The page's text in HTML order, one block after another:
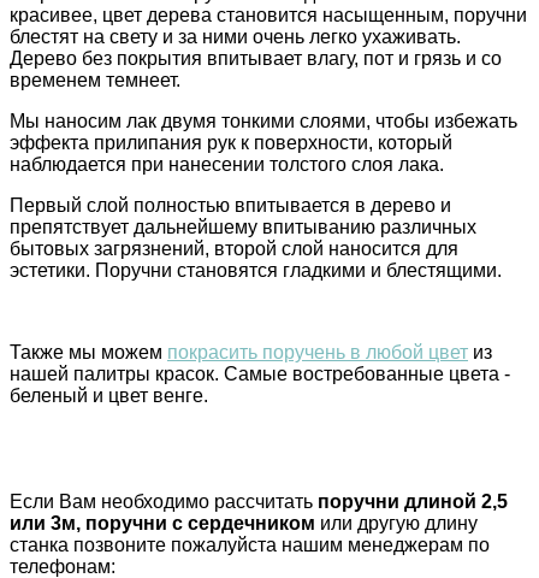
красивее, цвет дерева становится насыщенным, поручни
блестят на свету и за ними очень легко ухаживать.
Дерево без покрытия впитывает влагу, пот и грязь и со
временем темнеет.
Мы наносим лак двумя тонкими слоями, чтобы избежать
эффекта прилипания рук к поверхности, который
наблюдается при нанесении толстого слоя лака.
Первый слой полностью впитывается в дерево и
препятствует дальнейшему впитыванию различных
бытовых загрязнений, второй слой наносится для
эстетики. Поручни становятся гладкими и блестящими.
Также мы можем покрасить поручень в любой цвет из
нашей палитры красок. Самые востребованные цвета -
беленый и цвет венге.
Если Вам необходимо рассчитать поручни длиной 2,5
или 3м, поручни с сердечником или другую длину
станка позвоните пожалуйста нашим менеджерам по
телефонам: